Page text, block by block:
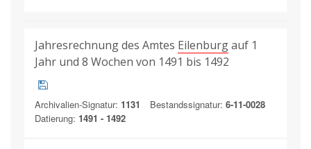
Jahresrechnung des Amtes Eilenburgauf 1
Jahr und 8 Wochen von 1491 bis 1492
Archivalien-Signatur: 1131 Bestandssignatur: 6-11-0028
Datierung: 1491 - 1492